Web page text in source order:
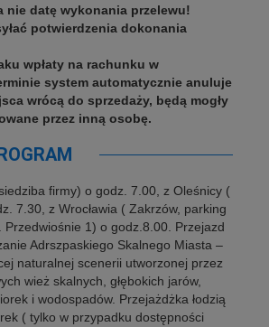
nie datę wykonania przelewu!
potwierdzenia dokonania
wpłaty na rachunku w
system automatycznie anuluje
wrócą do sprzedaży, będą mogły
przez inną osobę.
firmy) o godz. 7.00, z Oleśnicy (
7.30, z Wrocławia ( Zakrzów, parking
Przedwiośnie 1) o godz.8.00. Przejazd
Adrszpaskiego Skalnego Miasta –
naturalnej scenerii utworzonej przez
wież skalnych, głębokich jarów,
i wodospadów. Przejażdżka łodzią
( tylko w przypadku dostępności